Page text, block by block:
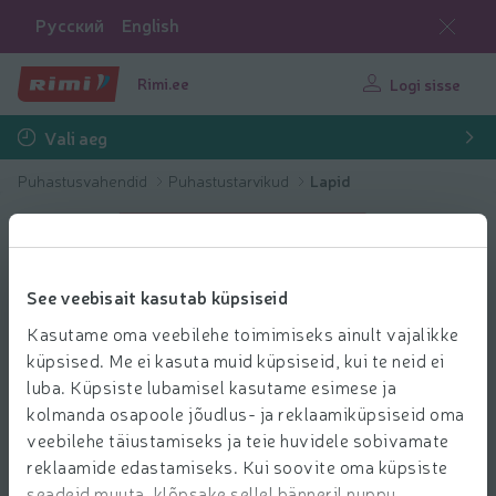
See veebisait kasutab küpsiseid
Kasutame oma veebilehe toimimiseks ainult vajalikke
küpsised. Me ei kasuta muid küpsiseid, kui te neid ei
luba. Küpsiste lubamisel kasutame esimese ja
kolmanda osapoole jõudlus- ja reklaamiküpsiseid oma
veebilehe täiustamiseks ja teie huvidele sobivamate
reklaamide edastamiseks. Kui soovite oma küpsiste
Русский English
Rimi.ee Logi sisse
Vali aeg
Puhastusvahendid Puhastustarvikud Lapid